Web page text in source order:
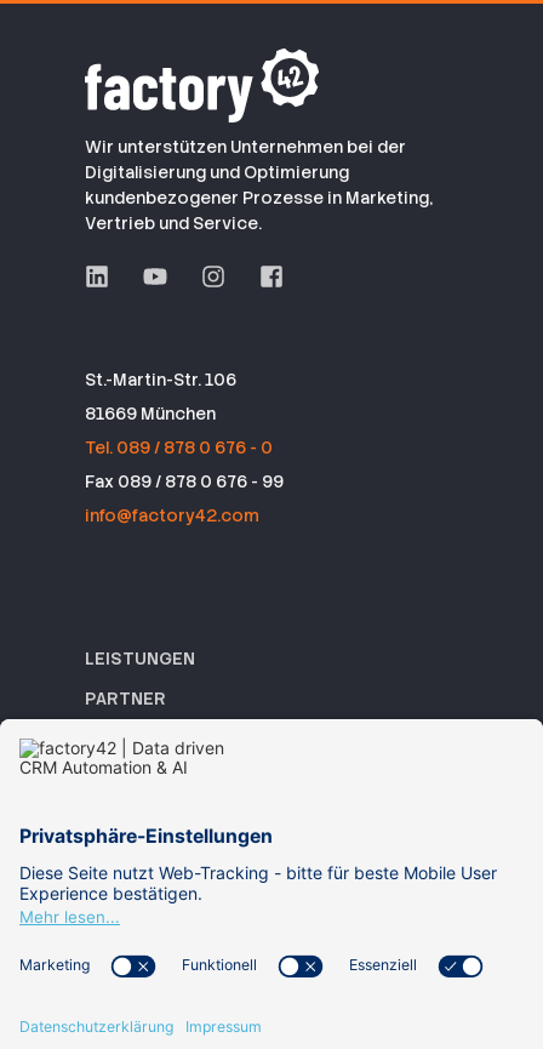
Wir unterstützen Unternehmen bei der
Digitalisierung und Optimierung
kundenbezogener Prozesse in Marketing,
Vertrieb und Service.
St.-Martin-Str. 106
81669 München
Tel. 089 / 878 0 676 - 0
Fax 089 / 878 0 676 - 99
info@factory42.com
LEISTUNGEN
PARTNER
REFERENZEN
ACADEMY
WISSEN
ÜBER UNS
KARRIERE